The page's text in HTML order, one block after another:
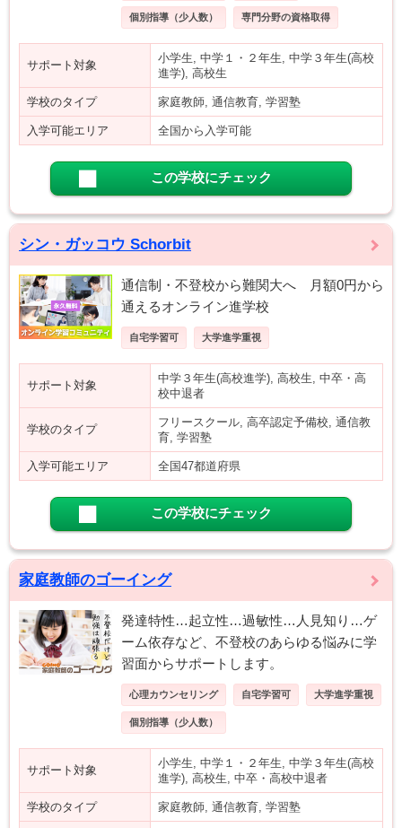
個別指導（少人数） 専門分野の資格取得
サポート対象
小学生, 中学１・２年生, 中学３年生(高校
進学), 高校生
学校のタイプ 家庭教師, 通信教育, 学習塾
入学可能エリア 全国から入学可能
この学校にチェック
シン・ガッコウ Schorbit
通信制・不登校から難関大へ 月額0円から
通えるオンライン進学校
自宅学習可 大学進学重視
サポート対象
中学３年生(高校進学), 高校生, 中卒・高
校中退者
学校のタイプ
フリースクール, 高卒認定予備校, 通信教
育, 学習塾
入学可能エリア 全国47都道府県
この学校にチェック
家庭教師のゴーイング
発達特性…起立性…過敏性…人見知り…ゲ
ーム依存など、不登校のあらゆる悩みに学
習面からサポートします。
心理カウンセリング 自宅学習可 大学進学重視
個別指導（少人数）
サポート対象
小学生, 中学１・２年生, 中学３年生(高校
進学), 高校生, 中卒・高校中退者
学校のタイプ 家庭教師, 通信教育, 学習塾